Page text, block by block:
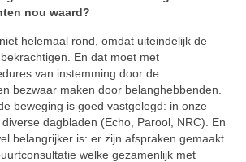
nou waard?
helemaal rond, omdat uiteindelijk de
En dat moet met
van instemming door de
bezwaar maken door belanghebbenden.
beweging is goed vastgelegd: in onze
dagbladen (Echo, Parool, NRC). En
belangrijker is: er zijn afspraken gemaakt
welke gezamenlijk met